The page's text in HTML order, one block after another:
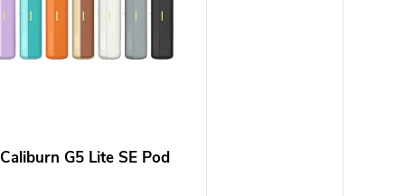
G5 Lite SE Pod